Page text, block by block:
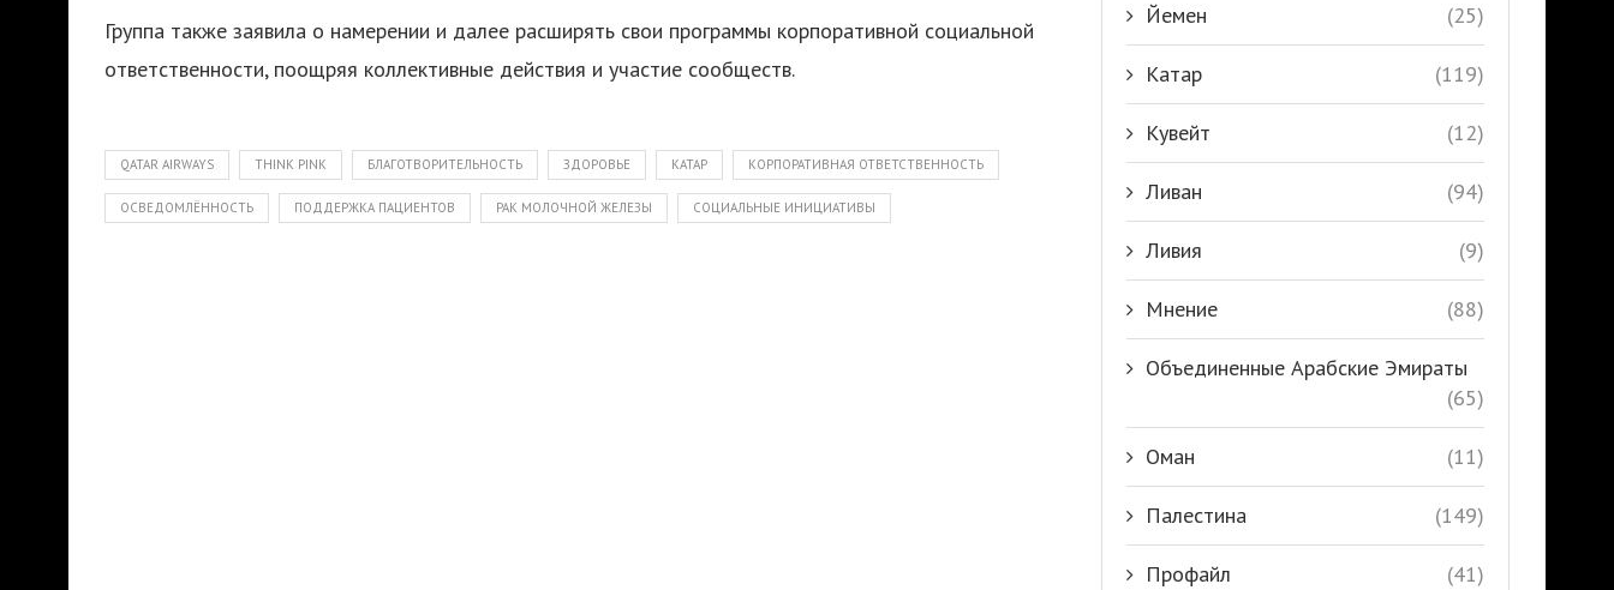
Группа также заявила о намерении и далее расширять свои программы корпоративной социальной
ответственности, поощряя коллективные действия и участие сообществ.
QATAR AIRWAYS THINK PINK БЛАГОТВОРИТЕЛЬНОСТЬ ЗДОРОВЬЕ КАТАР КОРПОРАТИВНАЯ ОТВЕТСТВЕННОСТЬ
ОСВЕДОМЛЁННОСТЬ ПОДДЕРЖКА ПАЦИЕНТОВ РАК МОЛОЧНОЙ ЖЕЛЕЗЫ СОЦИАЛЬНЫЕ ИНИЦИАТИВЫ
Йемен (25)
Катар (119)
Кувейт (12)
Ливан (94)
Ливия (9)
Мнение (88)
Объединенные Арабские Эмираты
(65)
Оман (11)
Палестина (149)
Профайл (41)